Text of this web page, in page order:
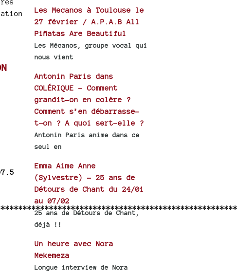
Les Mecanos à Toulouse le
27 février / A.P.A.B All
Piñatas Are Beautiful
Les Mécanos, groupe vocal qui
nous vient
Antonin Paris dans
COLÉRIQUE - Comment
grandit-on en colère ?
Comment s’en débarrasse-
t-on ? A quoi sert-elle ?
Antonin Paris anime dans ce
seul en
Emma Aime Anne
(Sylvestre) - 25 ans de
Détours de Chant du 24/01
au 07/02
25 ans de Détours de Chant,
déjà !!
Un heure avec Nora
Mekemeza
Longue interview de Nora